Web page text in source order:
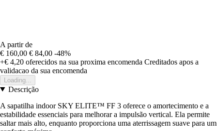
A partir de
€ 160,00 € 84,00 -48%
+€ 4,20 oferecidos na sua proxima encomenda Creditados apos a
validacao da sua encomenda
Loading...
Descrição
A sapatilha indoor SKY ELITE™ FF 3 oferece o amortecimento e a
estabilidade essenciais para melhorar a impulsão vertical. Ela permite
saltar mais alto, enquanto proporciona uma aterrissagem suave para um